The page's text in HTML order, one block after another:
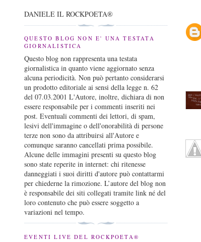
DANIELE IL ROCKPOETA®
QUESTO BLOG NON E' UNA TESTATA
GIORNALISTICA
Questo blog non rappresenta una testata
giornalistica in quanto viene aggiornato senza
alcuna periodicità. Non può pertanto considerarsi
un prodotto editoriale ai sensi della legge n. 62
del 07.03.2001 L'Autore, inoltre, dichiara di non
essere responsabile per i commenti inseriti nei
post. Eventuali commenti dei lettori, di spam,
lesivi dell'immagine o dell'onorabilità di persone
terze non sono da attribuirsi all'Autore e
comunque saranno cancellati prima possibile.
Alcune delle immagini presenti su questo blog
sono state reperite in internet: chi ritenesse
danneggiati i suoi diritti d'autore può contattarmi
per chiederne la rimozione. L’autore del blog non
è responsabile dei siti collegati tramite link né del
loro contenuto che può essere soggetto a
variazioni nel tempo.
EVENTI LIVE DEL ROCKPOETA®